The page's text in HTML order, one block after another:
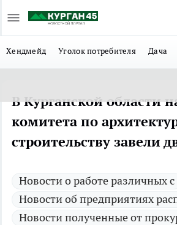
Хендмейд Уголок потребителя Дача
В Курганской области
комитета по
строительству завели
Новости о работе различных с
Новости об предприятиях
Новости полученные от